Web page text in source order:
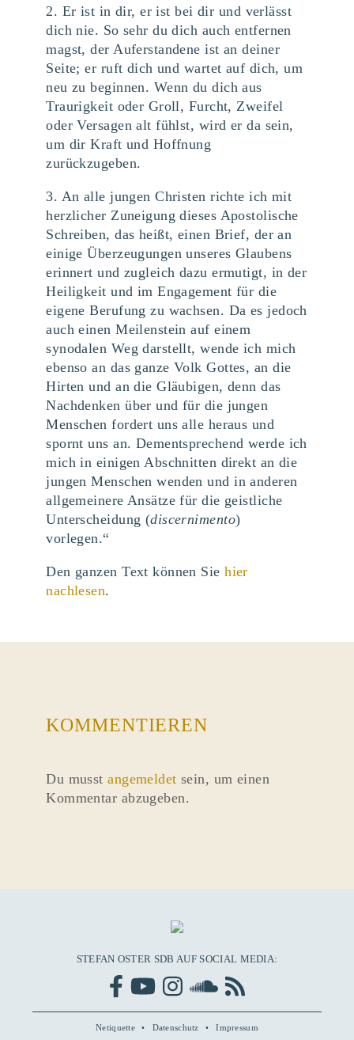
2. Er ist in dir, er ist bei dir und verlässt
dich nie. So sehr du dich auch entfernen
magst, der Auferstandene ist an deiner
Seite; er ruft dich und wartet auf dich, um
neu zu beginnen. Wenn du dich aus
Traurigkeit oder Groll, Furcht, Zweifel
oder Versagen alt fühlst, wird er da sein,
um dir Kraft und Hoffnung
zurückzugeben.
3. An alle jungen Christen richte ich mit
herzlicher Zuneigung dieses Apostolische
Schreiben, das heißt, einen Brief, der an
einige Überzeugungen unseres Glaubens
erinnert und zugleich dazu ermutigt, in der
Heiligkeit und im Engagement für die
eigene Berufung zu wachsen. Da es jedoch
auch einen Meilenstein auf einem
synodalen Weg darstellt, wende ich mich
ebenso an das ganze Volk Gottes, an die
Hirten und an die Gläubigen, denn das
Nachdenken über und für die jungen
Menschen fordert uns alle heraus und
spornt uns an. Dementsprechend werde ich
mich in einigen Abschnitten direkt an die
jungen Menschen wenden und in anderen
allgemeinere Ansätze für die geistliche
Unterscheidung (discernimento)
vorlegen.“
Den ganzen Text können Siehier
nachlesen.
KOMMENTIEREN
Du musstangemeldet sein, um einen
Kommentar abzugeben.
STEFAN OSTER SDB AUF SOCIAL MEDIA:
Netiquette Datenschutz Impressum